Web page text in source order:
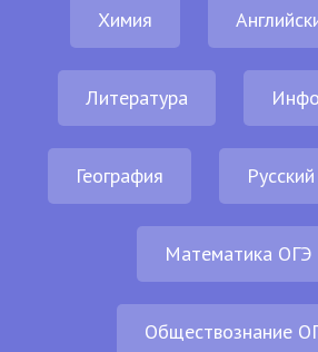
Химия
Литература
География
Математика ОГЭ
Обществознание